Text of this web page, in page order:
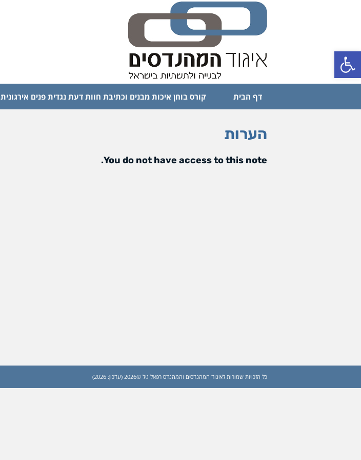
פתח סרגל נגישות
דף הבית קורס בוחן איכות מבנים וכתיבת חוות דעת נגדית פנים אירגונית
הערות
You do not have access to this note.
כל הזכויות שמורות לאיגוד המהנדסים והמהנדס רפאל גיל ©2026 (עדכון: 2026)